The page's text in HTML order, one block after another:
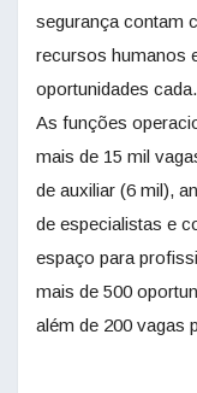
segurança contam
recursos humanos
oportunidades cada.
As funções
mais de 15 mil
de auxiliar (6 mil),
de especialistas e
espaço para
mais de 500
além de 200 vagas